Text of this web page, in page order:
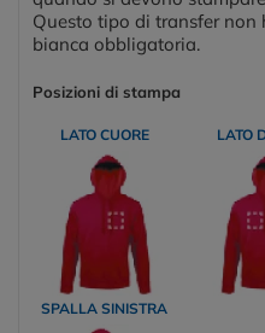
Questo tipo di transfer non
bianca obbligatoria.
Posizioni di stampa
LATO CUORE LATO
SPALLA SINISTRA